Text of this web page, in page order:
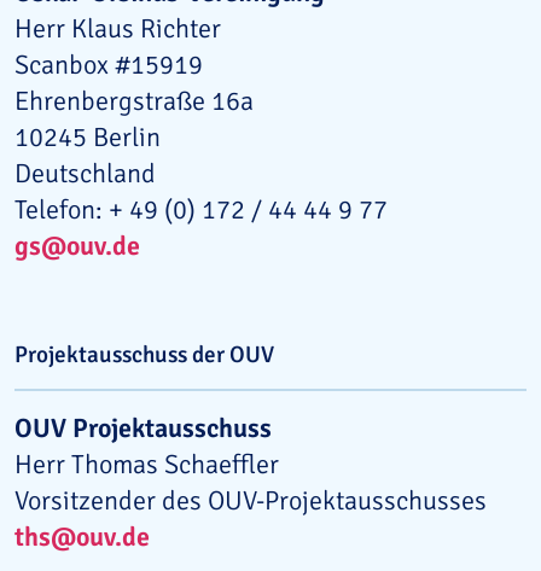
Herr Klaus Richter
Scanbox #15919
Ehrenbergstraße 16a
10245 Berlin
Deutschland
Telefon: + 49 (0) 172 / 44 44 9 77
gs@ouv.de
Projektausschuss der OUV
OUV Projektausschuss
Herr Thomas Schaeffler
Vorsitzender des OUV-Projektausschusses
ths@ouv.de